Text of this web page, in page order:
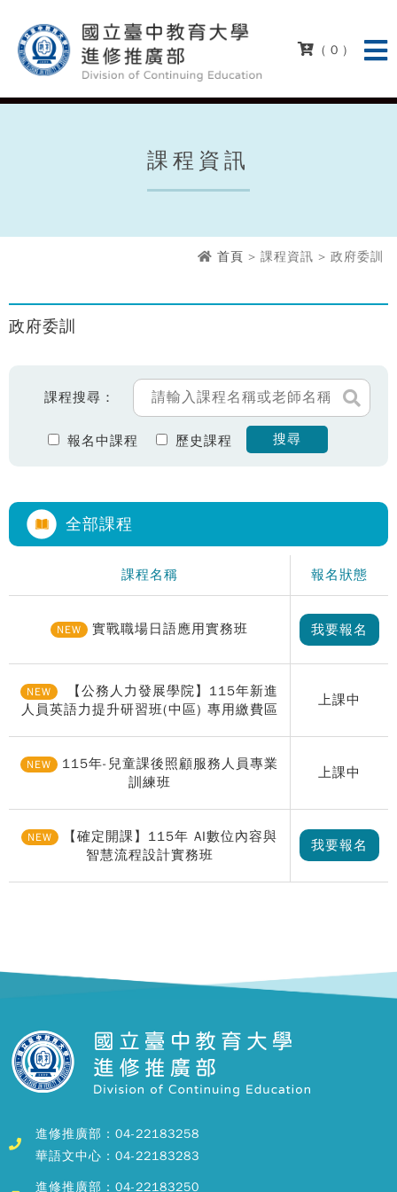
( 0 )
課程資訊
首頁 > 課程資訊 > 政府委訓
政府委訓
課程搜尋：
報名中課程 歷史課程 搜尋
全部課程
課程名稱 報名狀態
NEW 實戰職場日語應用實務班 我要報名
NEW
【公務人力發展學院】115年新進
人員英語力提升研習班(中區) 專用繳費區
上課中
NEW
115年-兒童課後照顧服務人員專業
訓練班
上課中
NEW
【確定開課】115年 AI數位內容與
智慧流程設計實務班
我要報名
進修推廣部：04-22183258
華語文中心：04-22183283
進修推廣部：04-22183250